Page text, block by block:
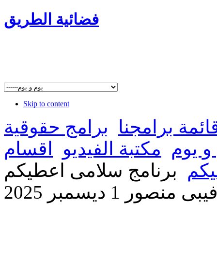
فضائية الطريق
Skip to content
برامجنا
برامج حقوقية
و يوم مكتبة الفيديو
اقسام
برنامج سلامى اعطيكم
1 ديسمبر 2025